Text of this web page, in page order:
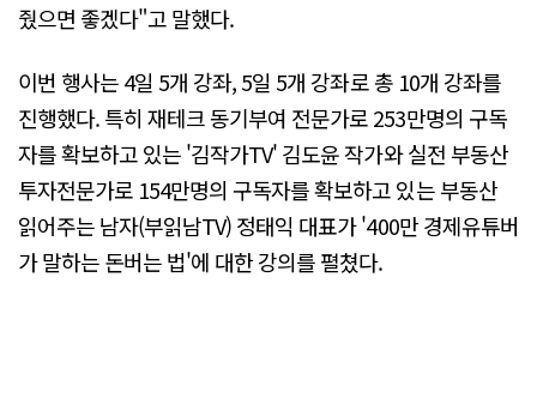
줬으면 좋겠다"고 말했다.
이번 행사는 4일 5개 강좌, 5일 5개 강좌로 총 10개 강좌를
진행했다. 특히 재테크 동기부여 전문가로 253만명의 구독
자를 확보하고 있는 '김작가TV' 김도윤 작가와 실전 부동산
투자전문가로 154만명의 구독자를 확보하고 있는 부동산
읽어주는 남자(부읽남TV) 정태익 대표가 '400만 경제유튜버
가 말하는 돈버는 법'에 대한 강의를 펼쳤다.